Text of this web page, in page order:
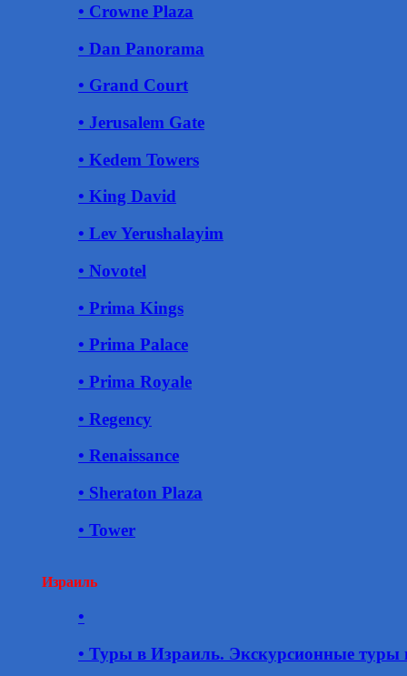
• Crowne Plaza
• Dan Panorama
• Grand Court
• Jerusalem Gate
• Kedem Towers
• King David
• Lev Yerushalayim
• Novotel
• Prima Kings
• Prima Palace
• Prima Royale
• Regency
• Renaissance
• Sheraton Plaza
• Tower
Израиль
•
• Туры в Израиль. Экскурсионные